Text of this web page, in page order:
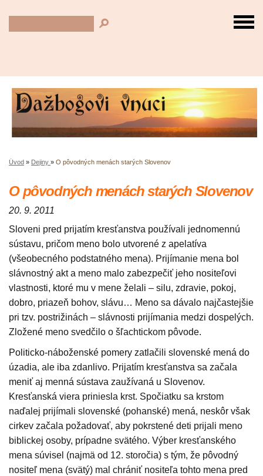
Úvod » Dejiny » O pôvodných menách starých Slovenov
O pôvodných menách starých Slovenov
20. 9. 2011
Sloveni pred prijatím kresťanstva používali jednomennú
sústavu, pričom meno bolo utvorené z apelatíva
(všeobecného podstatného mena). Prijímanie mena bol
slávnostný akt a meno malo zabezpečiť jeho nositeľovi
vlastnosti, ktoré mu v mene želali – silu, zdravie, pokoj,
dobro, priazeň bohov, slávu… Meno sa dávalo najčastejšie
pri tzv. postrižinách – slávnosti prijímania medzi dospelých.
Zložené meno svedčilo o šľachtickom pôvode.
Politicko-náboženské pomery zatlačili slovenské mená do
úzadia, ale iba zdanlivo. Prijatím kresťanstva sa začala
meniť aj menná sústava zaužívaná u Slovenov.
Kresťanská viera priniesla krst. Spočiatku sa krstom
naďalej prijímali slovenské (pohanské) mená, neskôr však
cirkev začala požadovať, aby pokrstené deti prijali meno
biblickej osoby, prípadne svätého. Výber kresťanského
mena súvisel (najmä od 12. storočia) s tým, že pôvodný
nositeľ mena (svätý) mal chrániť nositeľa tohto mena pred